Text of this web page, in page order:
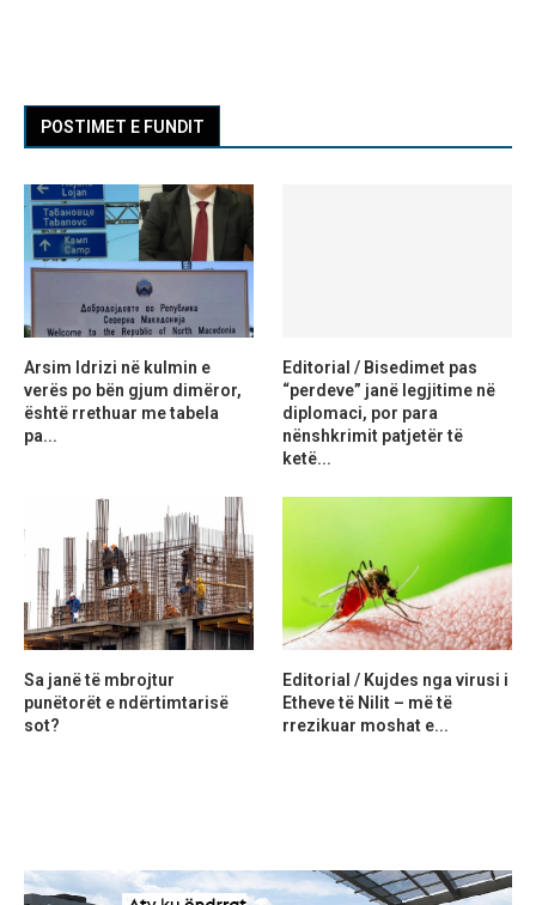
POSTIMET E FUNDIT
Arsim Idrizi në kulmin e
verës po bën gjum dimëror,
është rrethuar me tabela
pa...
Editorial / Bisedimet pas
“perdeve” janë legjitime në
diplomaci, por para
nënshkrimit patjetër të
ketë...
Sa janë të mbrojtur
punëtorët e ndërtimtarisë
sot?
Editorial / Kujdes nga virusi i
Etheve të Nilit – më të
rrezikuar moshat e...